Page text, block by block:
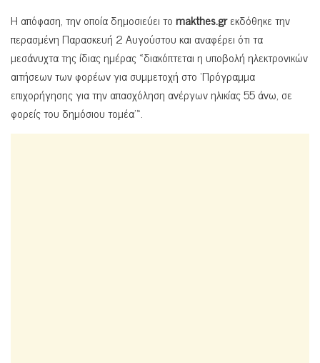
Η απόφαση, την οποία δημοσιεύει το makthes.grεκδόθηκε την
περασμένη Παρασκευή 2 Αυγούστου και αναφέρει ότι τα
μεσάνυχτα της ίδιας ημέρας «διακόπτεται η υποβολή ηλεκτρονικών
αιτήσεων των φορέων για συμμετοχή στο ‘Πρόγραμμα
επιχορήγησης για την απασχόληση ανέργων ηλικίας 55 άνω, σε
φορείς του δημόσιου τομέα’».